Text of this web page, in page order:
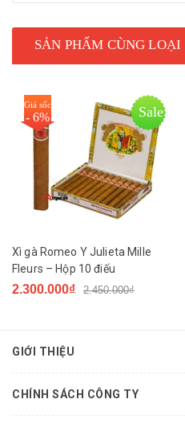
SẢN PHẨM CÙNG LOẠI
Sale
Giá sốc
- 6%
Xì gà Romeo Y Julieta Mille
Fleurs – Hộp 10 điếu
2.300.000₫ 2.450.000₫
GIỚI THIỆU
CHÍNH SÁCH CÔNG TY